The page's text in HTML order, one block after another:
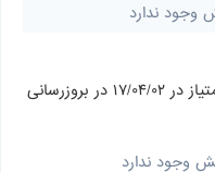
وجود ندارد
در حال نمایش مطالب دارای بیشترین امتیاز در ۱۷/۰۴/۰۲ در بروزرسانی
وجود ندارد